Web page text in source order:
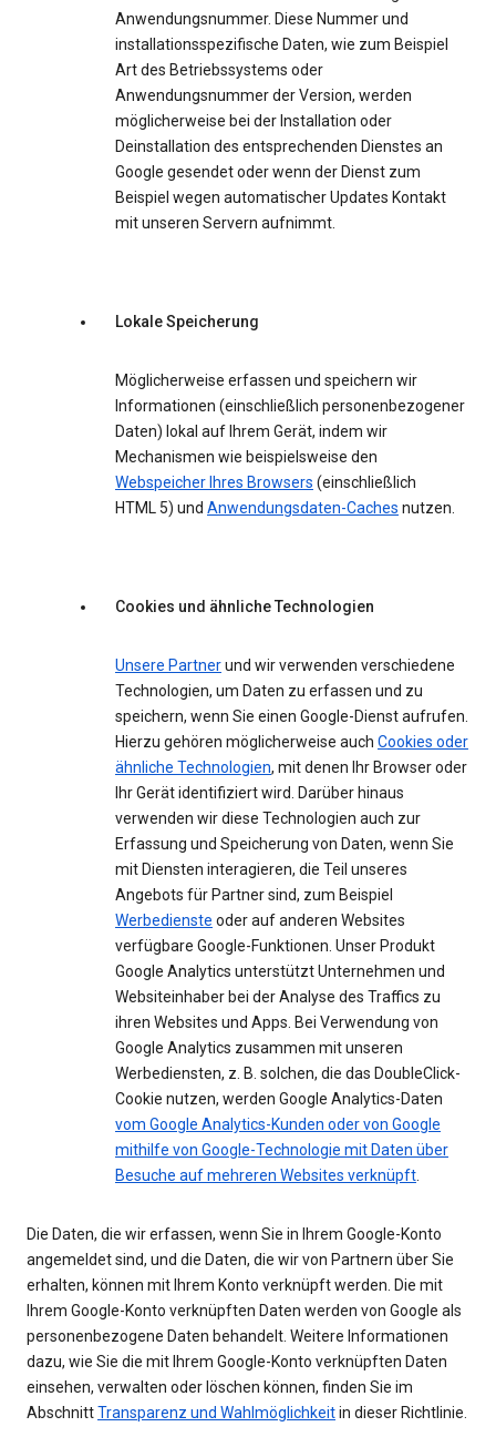
Anwendungsnummer. Diese Nummer und
installationsspezifische Daten, wie zum Beispiel
Art des Betriebssystems oder
Anwendungsnummer der Version, werden
möglicherweise bei der Installation oder
Deinstallation des entsprechenden Dienstes an
Google gesendet oder wenn der Dienst zum
Beispiel wegen automatischer Updates Kontakt
mit unseren Servern aufnimmt.
Lokale Speicherung
Möglicherweise erfassen und speichern wir
Informationen (einschließlich personenbezogener
Daten) lokal auf Ihrem Gerät, indem wir
Mechanismen wie beispielsweise den
Webspeicher Ihres Browsers (einschließlich
HTML 5) und Anwendungsdaten-Caches nutzen.
Cookies und ähnliche Technologien
Unsere Partnerund wir verwenden verschiedene
Technologien, um Daten zu erfassen und zu
speichern, wenn Sie einen Google-Dienst aufrufen.
Hierzu gehören möglicherweise auch Cookies oder
ähnliche Technologien, mit denen Ihr Browser oder
Ihr Gerät identifiziert wird. Darüber hinaus
verwenden wir diese Technologien auch zur
Erfassung und Speicherung von Daten, wenn Sie
mit Diensten interagieren, die Teil unseres
Angebots für Partner sind, zum Beispiel
Werbedienste oder auf anderen Websites
verfügbare Google-Funktionen. Unser Produkt
Google Analytics unterstützt Unternehmen und
Websiteinhaber bei der Analyse des Traffics zu
ihren Websites und Apps. Bei Verwendung von
Google Analytics zusammen mit unseren
Werbediensten, z. B. solchen, die das DoubleClick-
Cookie nutzen, werden Google Analytics-Daten
vom Google Analytics-Kunden oder von Google
mithilfe von Google-Technologie mit Daten über
Besuche auf mehreren Websites verknüpft.
Die Daten, die wir erfassen, wenn Sie in Ihrem Google-Konto
angemeldet sind, und die Daten, die wir von Partnern über Sie
erhalten, können mit Ihrem Konto verknüpft werden. Die mit
Ihrem Google-Konto verknüpften Daten werden von Google als
personenbezogene Daten behandelt. Weitere Informationen
dazu, wie Sie die mit Ihrem Google-Konto verknüpften Daten
einsehen, verwalten oder löschen können, finden Sie im
AbschnittTransparenz und Wahlmöglichkeitin dieser Richtlinie.